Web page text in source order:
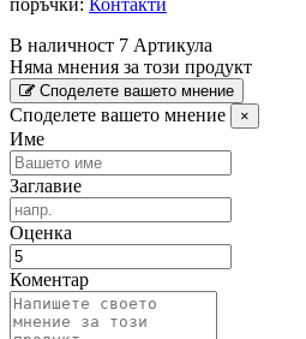
В наличност 7 Артикула
Няма мнения за този продукт
Споделете вашето мнение
Споделете вашето мнение ×
Име
Заглавие
Оценка
Коментар